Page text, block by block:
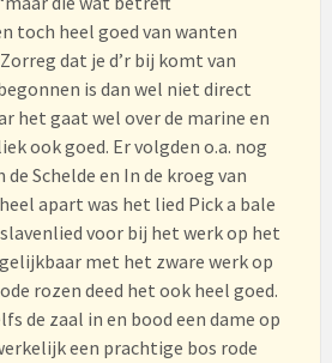
toch heel goed van wanten
dat je d’r bij komt van
is dan wel niet direct
het gaat wel over de marine en
ook goed. Er volgden o.a. nog
Schelde en In de kroeg van
apart was het lied Pick a bale
voor bij het werk op het
met het zware werk op
rozen deed het ook heel goed.
de zaal in en bood een dame op
een prachtige bos rode